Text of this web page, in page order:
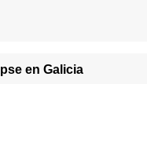
en Galicia